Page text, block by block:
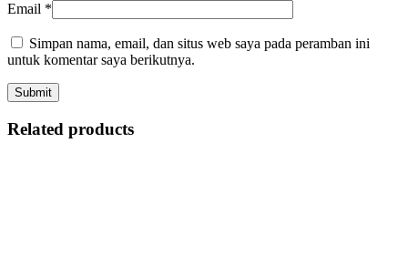
Email *
Simpan nama, email, dan situs web saya pada peramban ini
untuk komentar saya berikutnya.
Related products